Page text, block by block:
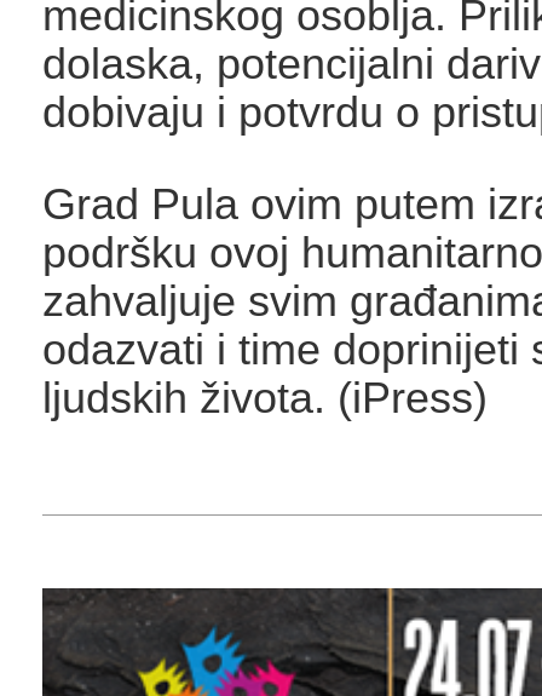
medicinskog osoblja.
dolaska, potencijalni
dobivaju i potvrdu o
Grad Pula ovim putem
podršku ovoj
zahvaljuje svim
odazvati i time doprinijeti
ljudskih života. (iPress)